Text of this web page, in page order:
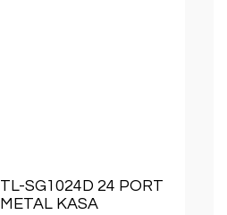
SG1024D 24 PORT
KASA